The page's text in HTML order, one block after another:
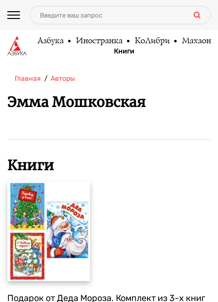
Азбука Иностранка КоЛибри Махаон
Книги
Главная Авторы
Эмма Мошковская
Книги
Подарок от Деда Мороза. Комплект из 3-х книг